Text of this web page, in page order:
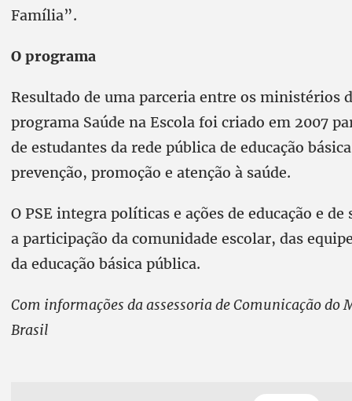
Família”.
O programa
Resultado de uma parceria entre os ministérios
programa Saúde na Escola foi criado em 2007
de estudantes da rede pública de educação
prevenção, promoção e atenção à saúde.
O PSE integra políticas e ações de educação e de
a participação da comunidade escolar, das
da educação básica pública.
Com informações da assessoria de Comunicação do
Brasil